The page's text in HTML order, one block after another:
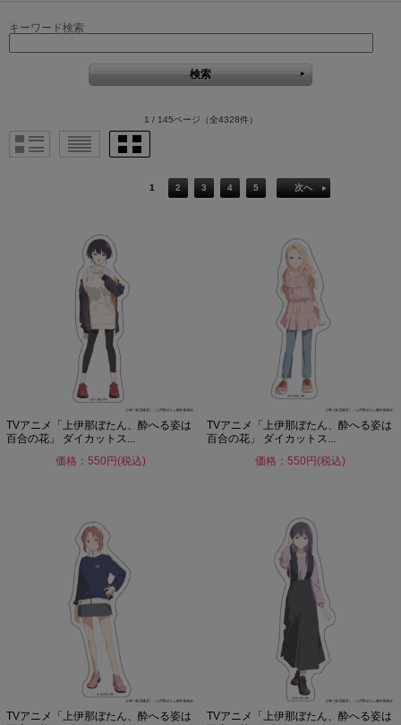
キーワード検索
1 / 145ページ （全4328件）
1 2 3 4 5 次へ
TVアニメ「上伊那ぼたん、酔へる姿は
百合の花」 ダイカットス...
価格：550円(税込)
TVアニメ「上伊那ぼたん、酔へる姿は
百合の花」 ダイカットス...
価格：550円(税込)
TVアニメ「上伊那ぼたん、酔へる姿は
TVアニメ「上伊那ぼたん、酔へる姿は